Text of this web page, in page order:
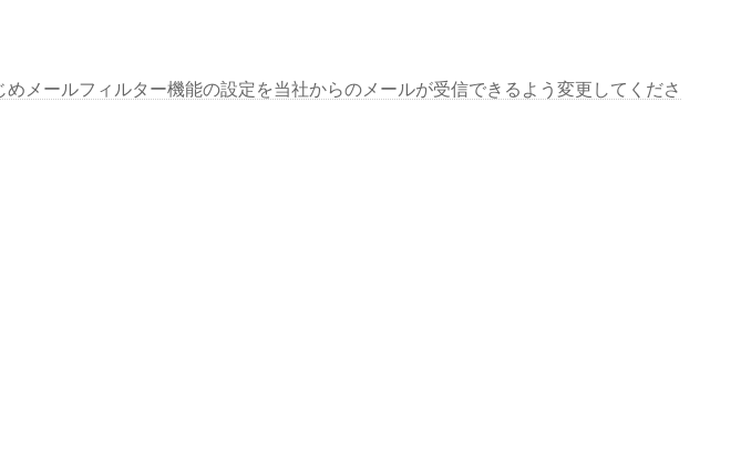
メールフィルター機能の設定を当社からのメールが受信できるよう変更してくださ